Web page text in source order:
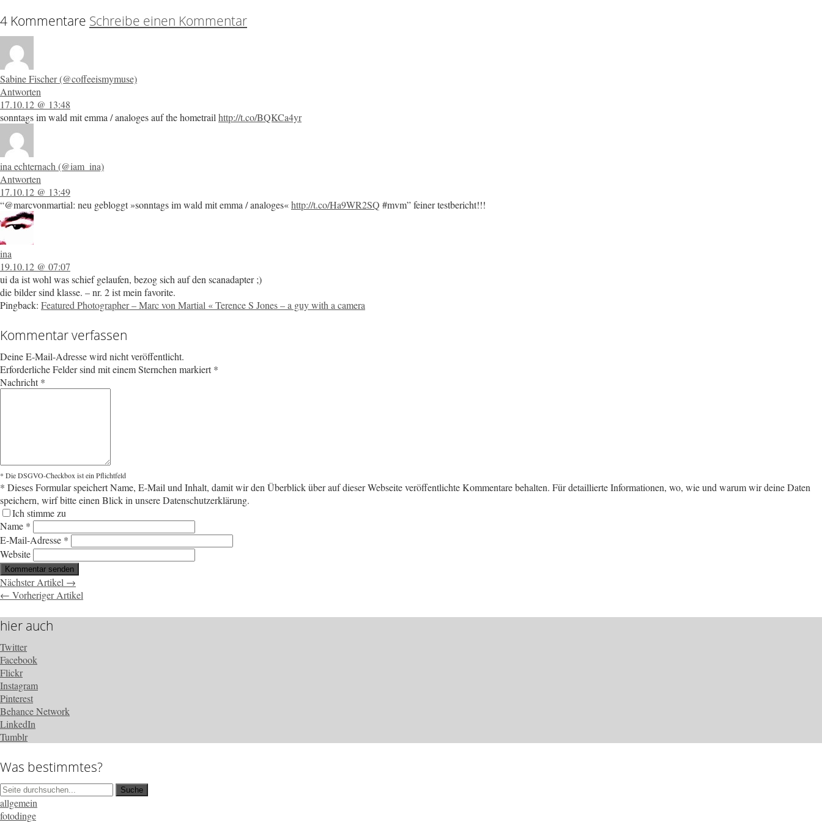
4 Kommentare Schreibe einen Kommentar
Sabine Fischer (@coffeeismymuse)
Antworten
17.10.12 @ 13:48
sonntags im wald mit emma / analoges auf the hometrail http://t.co/BQKCa4yr
ina echternach (@iam_ina)
Antworten
17.10.12 @ 13:49
“@marcvonmartial: neu gebloggt »sonntags im wald mit emma / analoges«http://t.co/Ha9WR2SQ #mvm” feiner testbericht!!!
ina
19.10.12 @ 07:07
ui da ist wohl was schief gelaufen, bezog sich auf den scanadapter ;)
die bilder sind klasse. – nr. 2 ist mein favorite.
Pingback: Featured Photographer – Marc von Martial « Terence S Jones – a guy with a camera
Kommentar verfassen
Deine E-Mail-Adresse wird nicht veröffentlicht.
Erforderliche Felder sind mit einem Sternchen markiert*
Nachricht*
* Die DSGVO-Checkbox ist ein Pflichtfeld
* Dieses Formular speichert Name, E-Mail und Inhalt, damit wir den Überblick über auf dieser Webseite veröffentlichte Kommentare behalten. Für detaillierte Informationen, wo, wie und warum wir deine Daten
speichern, wirf bitte einen Blick in unsere Datenschutzerklärung.
Ich stimme zu
Name *
E-Mail-Adresse *
Website
Nächster Artikel →
← Vorheriger Artikel
hier auch
Twitter
Facebook
Flickr
Instagram
Pinterest
Behance Network
LinkedIn
Tumblr
Was bestimmtes?
allgemein
fotodinge